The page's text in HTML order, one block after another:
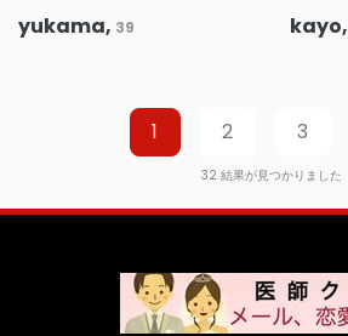
yukama, 39 kayo,
1 2 3
32 結果が見つかりました